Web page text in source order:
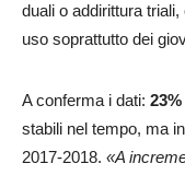
duali o addirittura
uso soprattutto dei
A conferma i dati:
stabili nel tempo, ma
2017-2018. «A